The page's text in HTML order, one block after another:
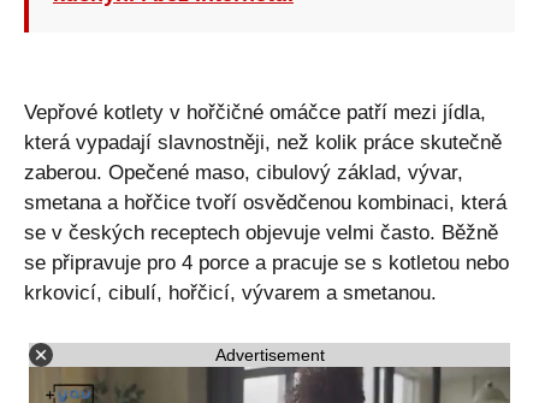
Vepřové kotlety v hořčičné omáčce patří mezi jídla,
která vypadají slavnostněji, než kolik práce skutečně
zaberou. Opečené maso, cibulový základ, vývar,
smetana a hořčice tvoří osvědčenou kombinaci, která
se v českých receptech objevuje velmi často. Běžně
se připravuje pro 4 porce a pracuje se s kotletou nebo
krkovicí, cibulí, hořčicí, vývarem a smetanou.
Advertisement